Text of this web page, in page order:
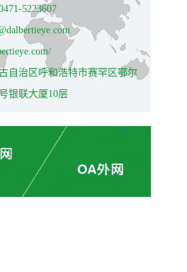
5223607
自治区呼和浩特市赛罕区鄂尔
银联大厦10层